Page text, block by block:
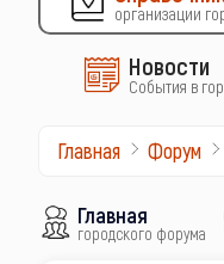
организации
Новости
События в
Главная Форум
Главная
городского форума